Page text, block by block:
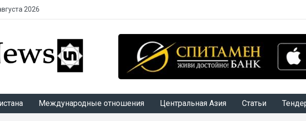
2026
Международные отношения Центральная Азия Статьи